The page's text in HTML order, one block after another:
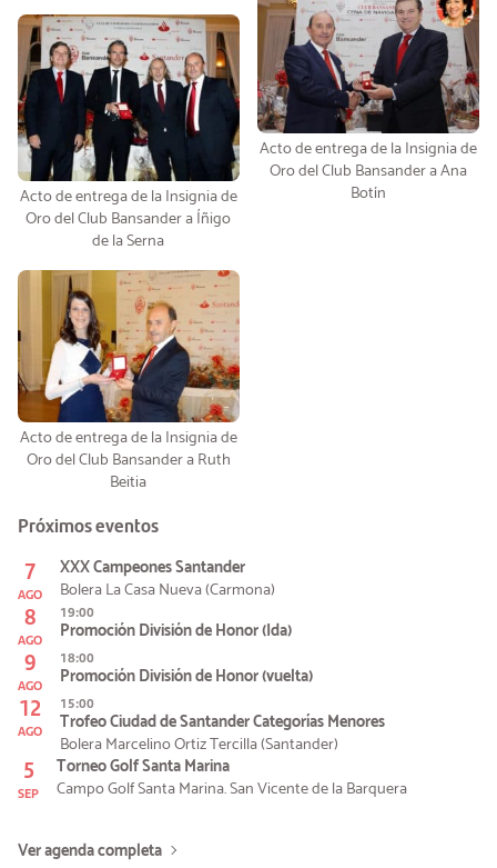
Acto de entrega de la Insignia de
Oro del Club Bansander a Íñigo
de la Serna
Acto de entrega de la Insignia de
Oro del Club Bansander a Ruth
Beitia
Acto de entrega de la Insignia de
Oro del Club Bansander a Ana
Botín
Próximos eventos
7
AGO
XXX Campeones Santander
Bolera La Casa Nueva (Carmona)
8
AGO
19:00
Promoción División de Honor (Ida)
9
AGO
18:00
Promoción División de Honor (vuelta)
12
AGO
15:00
Trofeo Ciudad de Santander Categorías Menores
Bolera Marcelino Ortiz Tercilla (Santander)
5
SEP
Torneo Golf Santa Marina
Campo Golf Santa Marina. San Vicente de la Barquera
Ver agenda completa